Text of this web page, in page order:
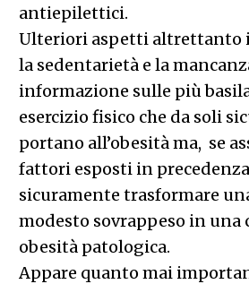
antiepilettici.
Ulteriori aspetti altrettanto
la sedentarietà e la
informazione sulle più
esercizio fisico che da soli
portano all’obesità ma, se
fattori esposti in
sicuramente trasformare
modesto sovrappeso in una
obesità patologica.
Appare quanto mai